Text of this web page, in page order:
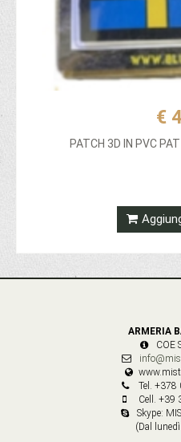
€
PATCH 3D IN PVC
ARMERIA
COE
Tel.
Cell. +39
Skype:
(Dal